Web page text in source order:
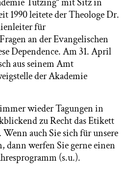
1990 leitete der Theologe Dr.
für
an der Evangelischen
Dependence. Am 31. April
aus seinem Amt
der Akademie
wieder Tagungen in
zu Recht das Etikett
auch Sie sich für unsere
dann werfen Sie gerne einen
(s.u.).